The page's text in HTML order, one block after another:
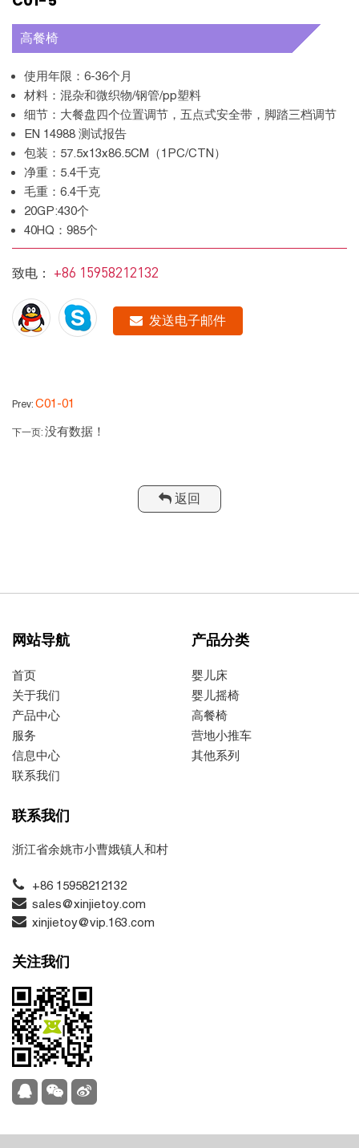
高餐椅
使用年限：6-36个月
材料：混杂和微织物/钢管/pp塑料
细节：大餐盘四个位置调节，五点式安全带，脚踏三档调节
EN 14988 测试报告
包装：57.5x13x86.5CM（1PC/CTN）
净重：5.4千克
毛重：6.4千克
20GP:430个
40HQ：985个
致电： +86 15958212132
发送电子邮件
Prev: C01-01
下一页: 没有数据！
返回
网站导航
首页
关于我们
产品中心
服务
信息中心
联系我们
产品分类
婴儿床
婴儿摇椅
高餐椅
营地小推车
其他系列
联系我们
浙江省余姚市小曹娥镇人和村
+86 15958212132
sales@xinjietoy.com
xinjietoy@vip.163.com
关注我们